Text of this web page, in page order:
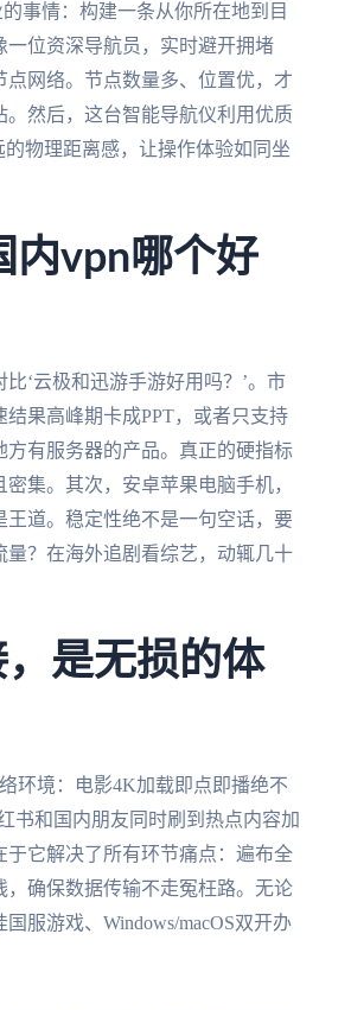
事情：构建一条从你所在地到目
位资深导航员，实时避开拥堵
网络。节点数量多、位置优，才
然后，这台智能导航仪利用优质
物理距离感，让操作体验如同坐
内vpn哪个好
比‘云极和迅游手游好用吗？’。市
果高峰期卡成PPT，或者只支持
有服务器的产品。真正的硬指标
集。其次，安卓苹果电脑手机，
道。稳定性绝不是一句空话，要
？在海外追剧看综艺，动辄几十
是无损的体
环境：电影4K加载即点即播绝不
书和国内朋友同时刷到热点内容加
它解决了所有环节痛点：遍布全
确保数据传输不走冤枉路。无论
服游戏、Windows/macOS双开办